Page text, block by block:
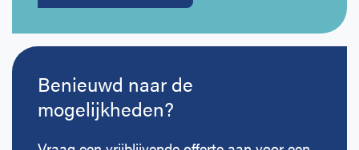
Benieuwd naar de
mogelijkheden?